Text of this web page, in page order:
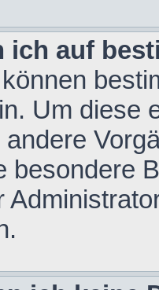
ich auf
Um diese
besondere